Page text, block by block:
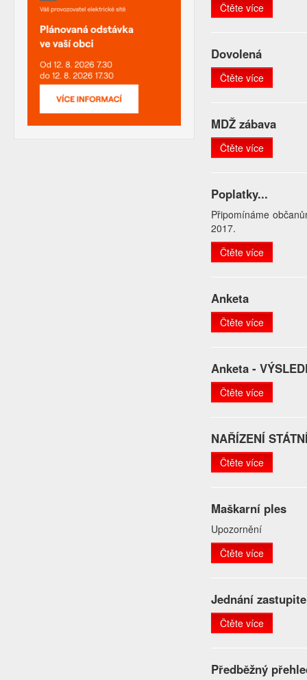
Čtěte více
Dovolená
Čtěte více
MDŽ zábava
Čtěte více
Poplatky...
Připomínáme
2017.
Čtěte více
Anketa
Čtěte více
Anketa -
Čtěte více
NAŘÍZENÍ
Čtěte více
Maškarní ples
Upozornění
Čtěte více
Jednání
Čtěte více
Předběžný